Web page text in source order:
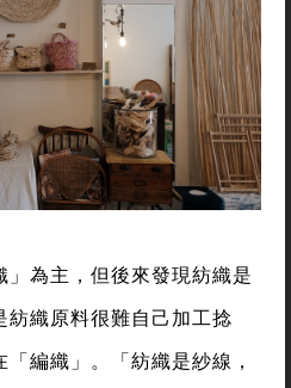
為主，但後來發現紡織是
織原料很難自己加工捻
編織」。「紡織是紗線，